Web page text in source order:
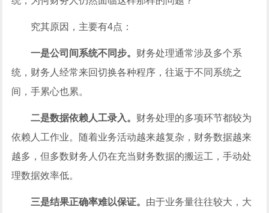
究其原因，主要有4点：
一是公司间系统不同步。 财务处理通常涉及多个系
统，财务人经常来回切换各种程序，往返于不同系统之
间，手累心也累。
二是数据依赖人工录入。 财务处理的多项环节都较为
依赖人工作业。随着业务活动越来越复杂，财务数据越来
越多，但多数财务人仍在充当财务数据的搬运工，手动处
理数据效率低。
三是结果正确率难以保证。 由于业务量往往较大，大